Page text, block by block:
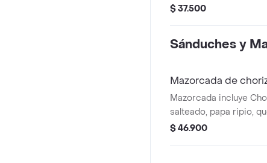
tomate y Lechuga.
$ 37.500
Sánduches y
Mazorcada de
Mazorcada incluye
salteado, papa ripio,
lechuga batavia y
$ 46.900